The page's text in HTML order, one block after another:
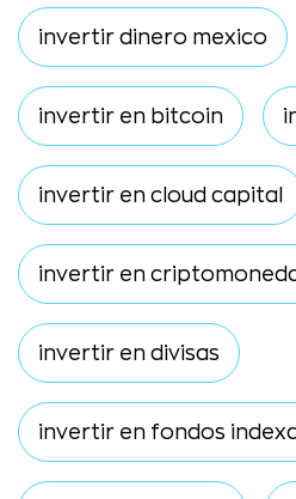
invertir dinero mexico
invertir en bitcoin
invertir en cloud capital
invertir en
invertir en divisas
invertir en fondos